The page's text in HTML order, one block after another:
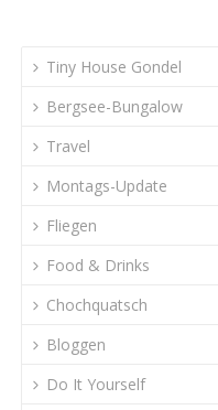
Tiny House Gondel
Bergsee-Bungalow
Travel
Montags-Update
Fliegen
Food & Drinks
Chochquatsch
Bloggen
Do It Yourself